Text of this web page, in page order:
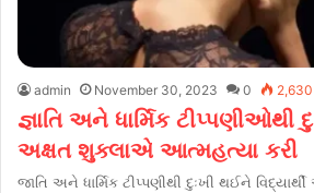
admin November 30, 2023 0 2,630
જ્ઞાતિ અને ધાર્મિક ટીપ્પણીઓથી
અક્ષત શુક્લાએ આત્મહત્યા કરી
જાતિ અને ધાર્મિક ટીપ્પણીથી દુઃખી થઈને